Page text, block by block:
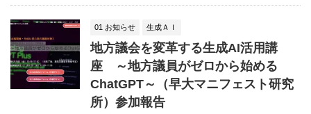
01 お知らせ 生成ＡＩ
地方議会を変革する生成AI活用講
座 ～地方議員がゼロから始める
ChatGPT～（早大マニフェスト研究
所）参加報告